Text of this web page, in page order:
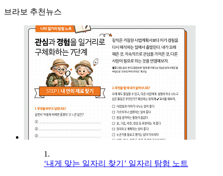
브라보 추천뉴스
1.
‘내게 맞는 일자리 찾기’ 일자리 탐험 노트